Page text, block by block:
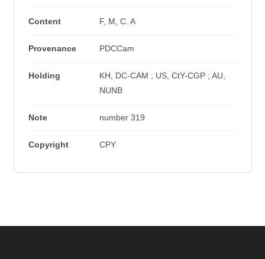
Content F, M, C. A
Provenance PDCCam
Holding
KH, DC-CAM ; US, CtY-CGP ; AU,
NUNB
Note number 319
Copyright CPY